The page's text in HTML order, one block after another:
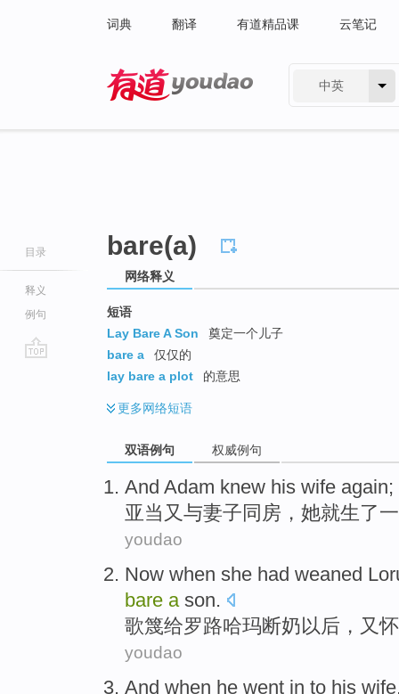
词典 翻译 有道精品课 云笔记
中英
目录
释义
例句
bare(a)
网络释义
短语
Lay Bare A Son
奠定一个儿子
bare a
仅仅的
lay bare a plot
的意思
更多网络短语
双语例句 权威例句
And Adam knew his wife again
亚当 又与妻子 同房 ， 她就生了
youdao
Now when she had weaned
bare a son.
歌篾给罗路哈玛断奶以后，又
youdao
And when he went in to his wife